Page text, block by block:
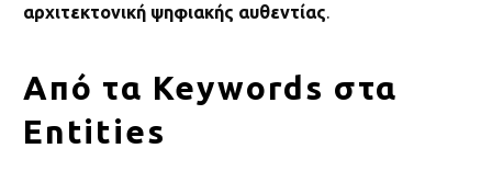
αρχιτεκτονική ψηφιακής αυθεντίας.
Από τα Keywords στα
Entities